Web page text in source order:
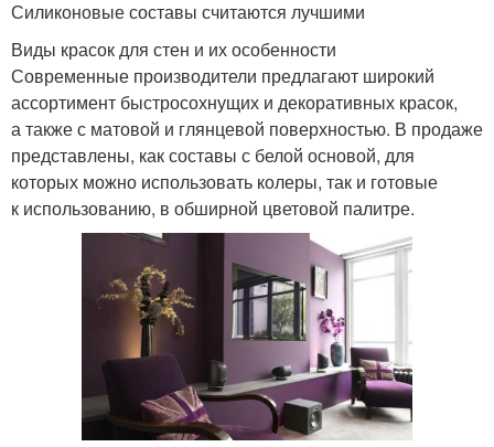
Силиконовые составы считаются лучшими
Виды красок для стен и их особенности
Современные производители предлагают широкий
ассортимент быстросохнущих и декоративных красок,
а также с матовой и глянцевой поверхностью. В продаже
представлены, как составы с белой основой, для
которых можно использовать колеры, так и готовые
к использованию, в обширной цветовой палитре.